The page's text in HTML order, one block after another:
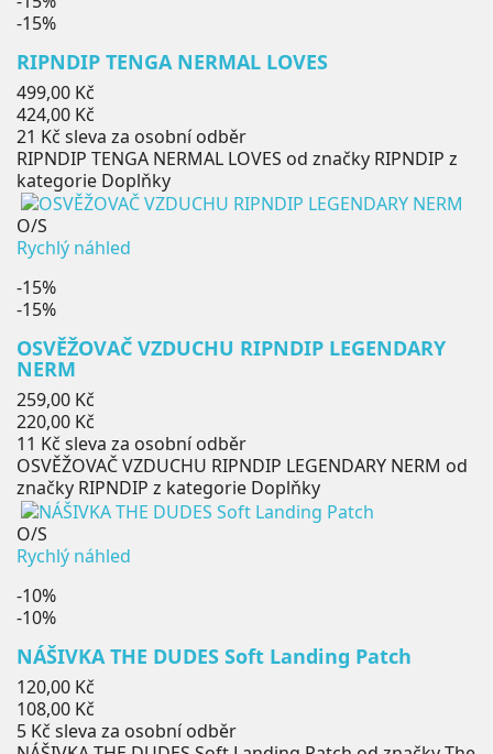
-15%
RIPNDIP TENGA NERMAL LOVES
Běžná
cena
499,00 Kč
Cena
424,00 Kč
21 Kč sleva za osobní odběr
RIPNDIP TENGA NERMAL LOVES od značky RIPNDIP z
kategorie Doplňky
O/S
Rychlý náhled
-15%
-15%
OSVĚŽOVAČ VZDUCHU RIPNDIP LEGENDARY
NERM
Běžná
cena
259,00 Kč
Cena
220,00 Kč
11 Kč sleva za osobní odběr
OSVĚŽOVAČ VZDUCHU RIPNDIP LEGENDARY NERM od
značky RIPNDIP z kategorie Doplňky
O/S
Rychlý náhled
-10%
-10%
NÁŠIVKA THE DUDES Soft Landing Patch
Běžná
cena
120,00 Kč
Cena
108,00 Kč
5 Kč sleva za osobní odběr